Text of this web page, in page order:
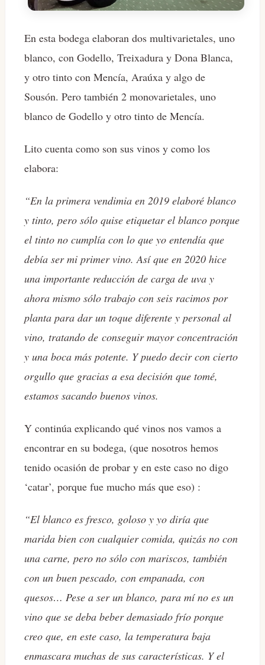
En esta bodega elaboran dos multivarietales, uno
blanco, con Godello, Treixadura y Dona Blanca,
y otro tinto con Mencía, Araúxa y algo de
Sousón. Pero también 2 monovarietales, uno
blanco de Godello y otro tinto de Mencía.
Lito cuenta como son sus vinos y como los
elabora:
“En la primera vendimia en 2019 elaboré blanco
y tinto, pero sólo quise etiquetar el blanco porque
el tinto no cumplía con lo que yo entendía que
debía ser mi primer vino. Así que en 2020 hice
una importante reducción de carga de uva y
ahora mismo sólo trabajo con seis racimos por
planta para dar un toque diferente y personal al
vino, tratando de conseguir mayor concentración
y una boca más potente. Y puedo decir con cierto
orgullo que gracias a esa decisión que tomé,
estamos sacando buenos vinos.
Y continúa explicando qué vinos nos vamos a
encontrar en su bodega, (que nosotros hemos
tenido ocasión de probar y en este caso no digo
‘catar’, porque fue mucho más que eso) :
“El blanco es fresco, goloso y yo diría que
marida bien con cualquier comida, quizás no con
una carne, pero no sólo con mariscos, también
con un buen pescado, con empanada, con
quesos… Pese a ser un blanco, para mí no es un
vino que se deba beber demasiado frío porque
creo que, en este caso, la temperatura baja
enmascara muchas de sus características. Y el